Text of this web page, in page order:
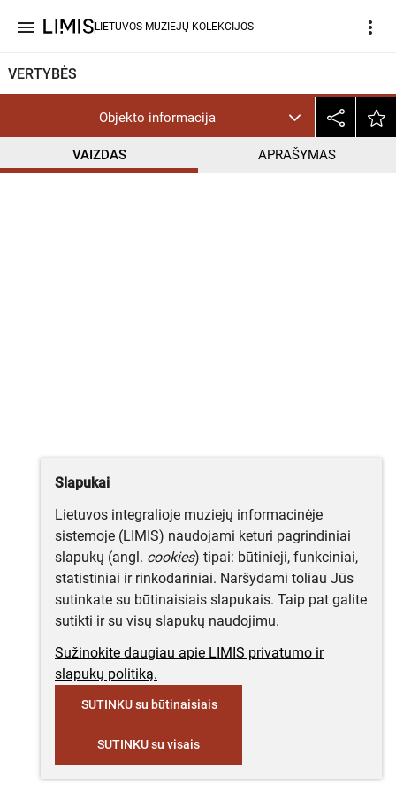
menu LIETUVOS MUZIEJŲ KOLEKCIJOS more_vert
VERTYBĖS
Objekto informacija
VAIZDAS APRAŠYMAS
Slapukai
Lietuvos integralioje muziejų informacinėje
sistemoje (LIMIS) naudojami keturi pagrindiniai
slapukų (angl. cookies) tipai: būtinieji, funkciniai,
statistiniai ir rinkodariniai. Naršydami toliau Jūs
sutinkate su būtinaisiais slapukais. Taip pat galite
sutikti ir su visų slapukų naudojimu.
Sužinokite daugiau apie LIMIS privatumo ir
slapukų politiką.
SUTINKU su būtinaisiais
SUTINKU su visais